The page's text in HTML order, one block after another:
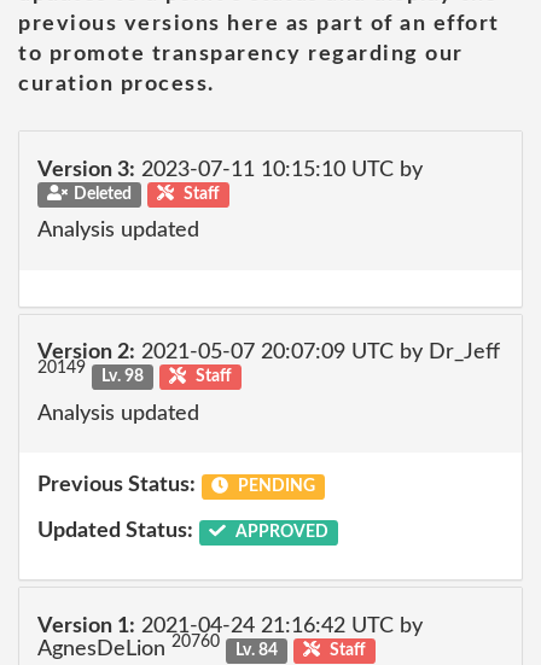
previous versions here as part of an effort
to promote transparency regarding our
curation process.
Version 3: 2023-07-11 10:15:10 UTC by
Deleted Staff
Analysis updated
Version 2: 2021-05-07 20:07:09 UTC by Dr_Jeff
20149 Lv. 98 Staff
Analysis updated
Previous Status: PENDING
Updated Status: APPROVED
Version 1: 2021-04-24 21:16:42 UTC by
AgnesDeLion 20760 Lv. 84 Staff